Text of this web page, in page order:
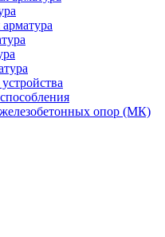
опор (МК)